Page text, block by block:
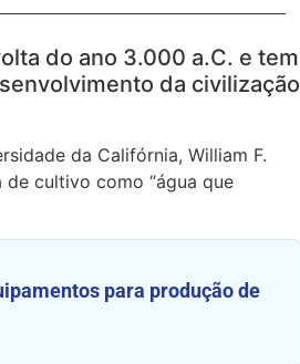
do ano 3.000 a.C. e tem
da civilização
da Califórnia, William F.
de cultivo como “água que
para produção de